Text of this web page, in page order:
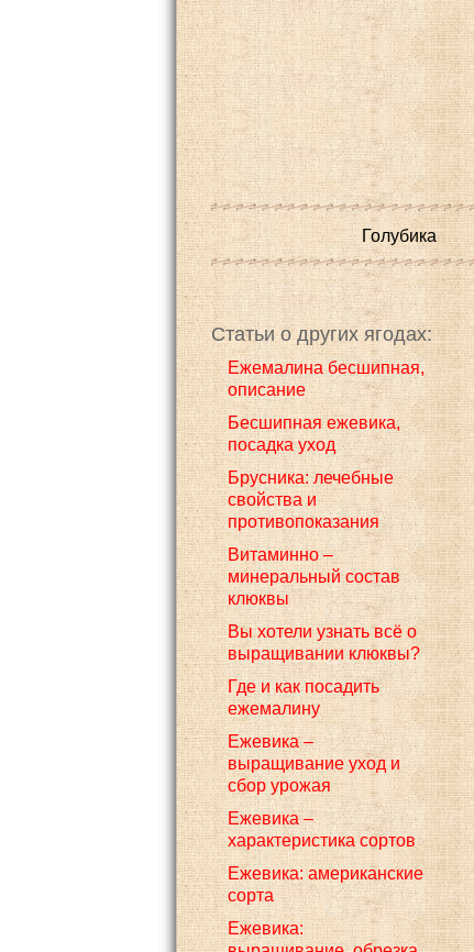
Голубика
Статьи о других ягодах:
Eжемалина бесшипная,
описание
Бесшипная ежевика,
посадка уход
Брусника: лечебные
свойства и
противопоказания
Витаминно –
минеральный состав
клюквы
Вы хотели узнать всё о
выращивании клюквы?
Где и как посадить
ежемалину
Ежевика –
выращивание уход и
сбор урожая
Ежевика –
характеристика сортов
Ежевика: американские
сорта
Ежевика: